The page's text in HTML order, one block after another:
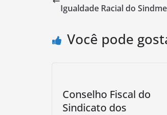
Igualdade Racial do
Você pode
Conselho Fiscal do
Sindicato dos